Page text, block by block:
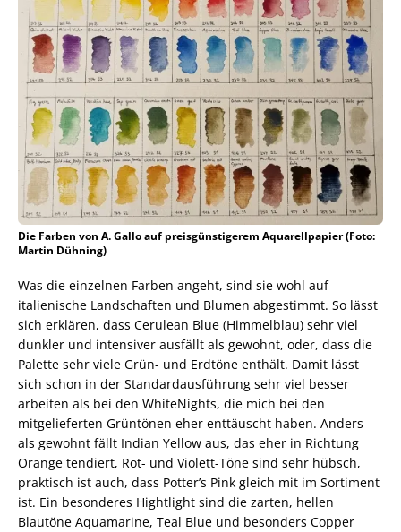
Die Farben von A. Gallo auf preisgünstigerem Aquarellpapier (Foto:
Martin Dühning)
Was die einzelnen Farben angeht, sind sie wohl auf
italienische Landschaften und Blumen abgestimmt. So lässt
sich erklären, dass Cerulean Blue (Himmelblau) sehr viel
dunkler und intensiver ausfällt als gewohnt, oder, dass die
Palette sehr viele Grün- und Erdtöne enthält. Damit lässt
sich schon in der Standardausführung sehr viel besser
arbeiten als bei den WhiteNights, die mich bei den
mitgelieferten Grüntönen eher enttäuscht haben. Anders
als gewohnt fällt Indian Yellow aus, das eher in Richtung
Orange tendiert, Rot- und Violett-Töne sind sehr hübsch,
praktisch ist auch, dass Potter’s Pink gleich mit im Sortiment
ist. Ein besonderes Hightlight sind die zarten, hellen
Blautöne Aquamarine, Teal Blue und besonders Copper